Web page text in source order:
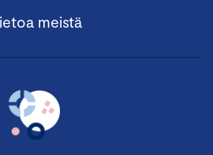
meistä